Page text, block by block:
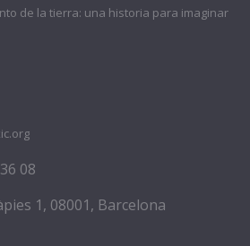
de la tierra: una historia para imaginar
08
1, 08001, Barcelona